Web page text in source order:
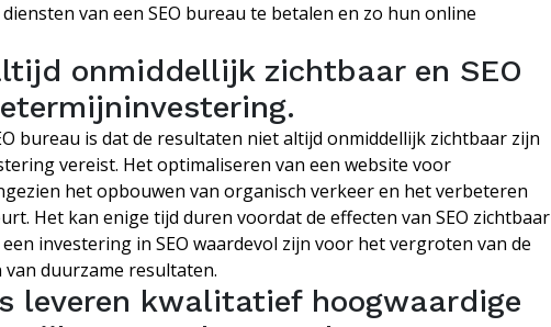
van een SEO bureau te betalen en zo hun online
onmiddellijk zichtbaar en SEO
bureau is dat de resultaten niet altijd onmiddellijk zichtbaar zijn
vereist. Het optimaliseren van een website voor
het opbouwen van organisch verkeer en het verbeteren
Het kan enige tijd duren voordat de effecten van SEO zichtbaar
investering in SEO waardevol zijn voor het vergroten van de
duurzame resultaten.
leveren kwalitatief hoogwaardige